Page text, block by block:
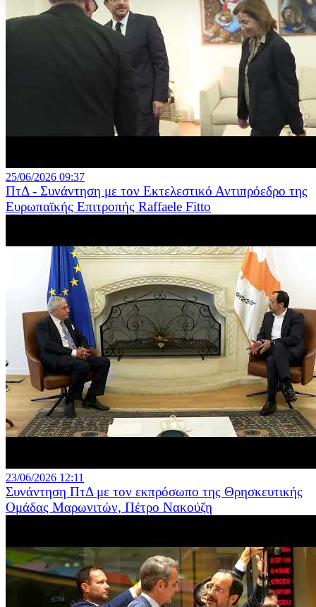
25/06/2026 09:37
ΠτΔ - Συνάντηση με τον Εκτελεστικό Αντιπρόεδρο της
Ευρωπαϊκής Επιτροπής Raffaele Fitto
23/06/2026 12:11
Συνάντηση ΠτΔ με τον εκπρόσωπο της Θρησκευτικής
Ομάδας Μαρωνιτών, Πέτρο Νακούζη